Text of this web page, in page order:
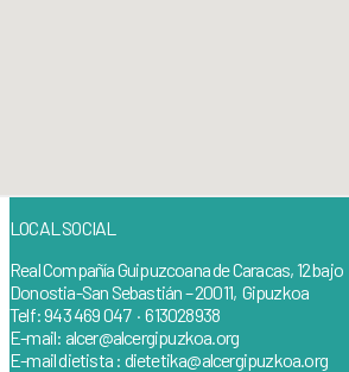
LOCAL SOCIAL
Real Compañía Guipuzcoana de Caracas, 12 bajo
Donostia-San Sebastián – 20011, Gipuzkoa
Telf: 943 469 047 · 613028938
E-mail: alcer@alcergipuzkoa.org
E-mail dietista : dietetika@alcergipuzkoa.org